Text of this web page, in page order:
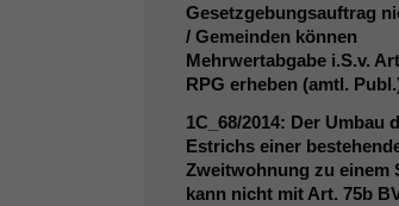
Gesetzgebungsauftrag
/ Gemeinden können
Mehrwertabgabe i.S.v.
RPG erheben (amtl.
1C_68/2014: Der Umbau
Estrichs einer
Zweitwohnung zu einem
kann nicht mit Art. 75b